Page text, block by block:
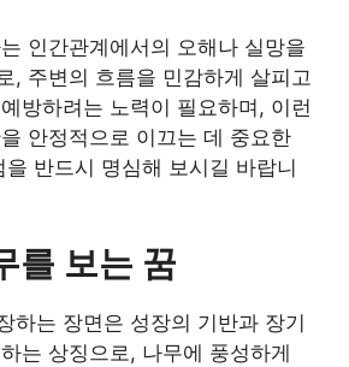
인간관계에서의 오해나 실망을
, 주변의 흐름을 민감하게 살피고
방하려는 노력이 필요하며, 이런
안정적으로 이끄는 데 중요한
반드시 명심해 보시길 바랍니
를 보는 꿈
하는 장면은 성장의 기반과 장기
는 상징으로, 나무에 풍성하게